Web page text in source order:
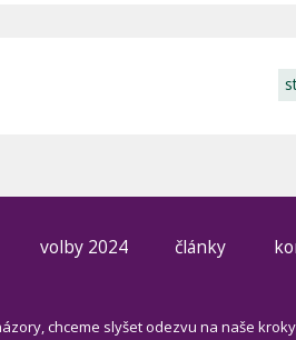
volby 2024 články
chceme slyšet odezvu na naše